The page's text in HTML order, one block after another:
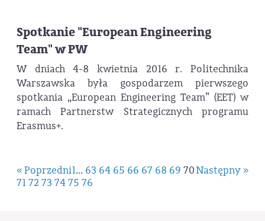
Spotkanie "European Engineering
Team" w PW
W dniach 4-8 kwietnia 2016 r. Politechnika
Warszawska była gospodarzem pierwszego
spotkania „European Engineering Team” (EET) w
ramach Partnerstw Strategicznych programu
Erasmus+.
« Poprzedni Następny »
1... 63 64 65 66 67 68 69 70
71 72 73 74 75 76